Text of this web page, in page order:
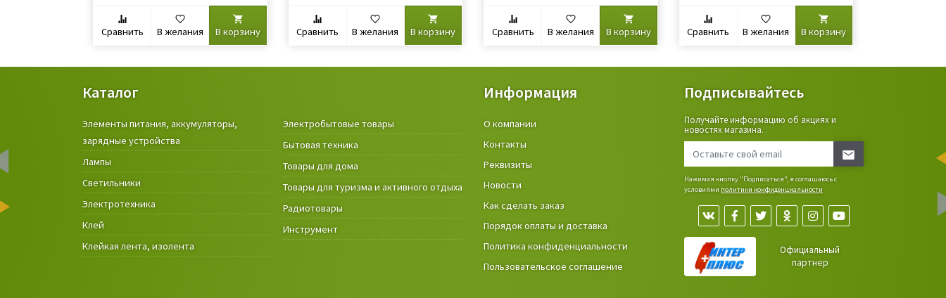
Сравнить В желания В корзину Сравнить В желания В корзину Сравнить В желания В корзину Сравнить В желания В корзину
Каталог
Элементы питания, аккумуляторы,
зарядные устройства
Лампы
Светильники
Электротехника
Клей
Клейкая лента, изолента
Электробытовые товары
Бытовая техника
Товары для дома
Товары для туризма и активного отдыха
Радиотовары
Инструмент
Крепёжные изделия и строительные
материалы
Товары и инструмент для дачи, сада,
Фонари
Информация
О компании
Контакты
Реквизиты
Новости
Как сделать заказ
Порядок оплаты и доставка
Политика конфиденциальности
Пользовательское соглашение
Подписывайтесь
Получайте информацию об акциях и
новостях магазина.
Нажимая кнопку "Подписаться", я соглашаюсь с
условиями политики конфиденциальности
Официальный
партнер